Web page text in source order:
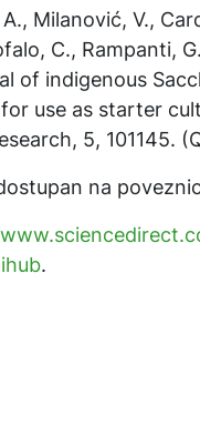
Milanović, V.,
C., Rampanti,
of indigenous
use as starter
5, 101145.
na
.